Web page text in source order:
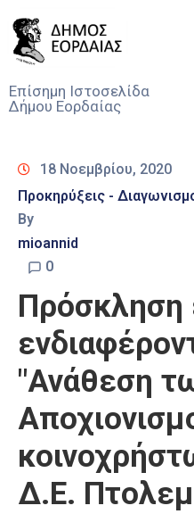
Επίσημη Ιστοσελίδα
Δήμου Εορδαίας
Νέα
Υπηρεσίες
Του
Δήμου
Προσκλήσεις
Αποφάσεις
Τηλέφωνα
Καιρός
18 Νοεμβρίου, 2020
Προκηρύξεις -
By
mioannid
0
"Ανάθεση
Δ.Ε.